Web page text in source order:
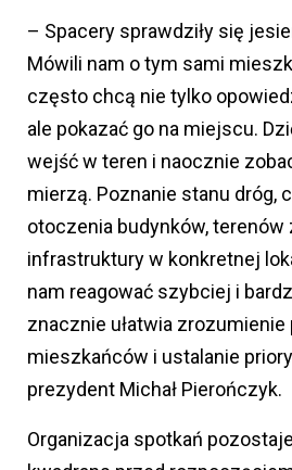
– Spacery sprawdziły się
Mówili nam o tym sami
często chcą nie tylko
ale pokazać go na miejscu.
wejść w teren i naocznie
mierzą. Poznanie stanu dróg,
otoczenia budynków,
infrastruktury w konkretnej
nam reagować szybciej i
znacznie ułatwia zrozumienie
mieszkańców i ustalanie
prezydent Michał Pierończyk.
Organizacja spotkań